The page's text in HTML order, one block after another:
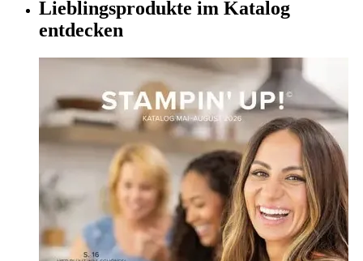
Lieblingsprodukte im Katalog
entdecken